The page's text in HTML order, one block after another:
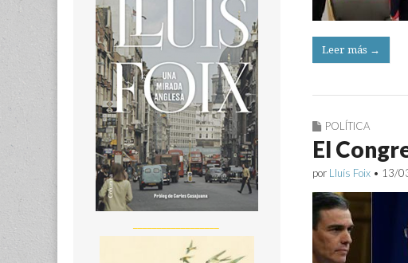
Leer más →
POLÍTICA
El
por Lluís Foix • 13/